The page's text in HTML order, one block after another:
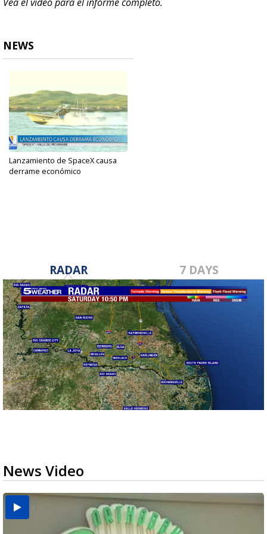
NEWS
Lanzamiento de SpaceX causa
derrame económico
RADAR 7 DAYS
News Video